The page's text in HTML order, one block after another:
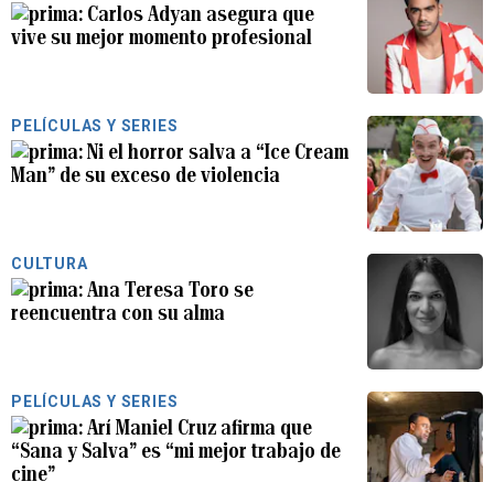
Carlos Adyan asegura que
vive su mejor momento profesional
PELÍCULAS Y SERIES
Ni el horror salva a “Ice Cream
Man” de su exceso de violencia
CULTURA
Ana Teresa Toro se
reencuentra con su alma
PELÍCULAS Y SERIES
Arí Maniel Cruz afirma que
“Sana y Salva” es “mi mejor trabajo de
cine”